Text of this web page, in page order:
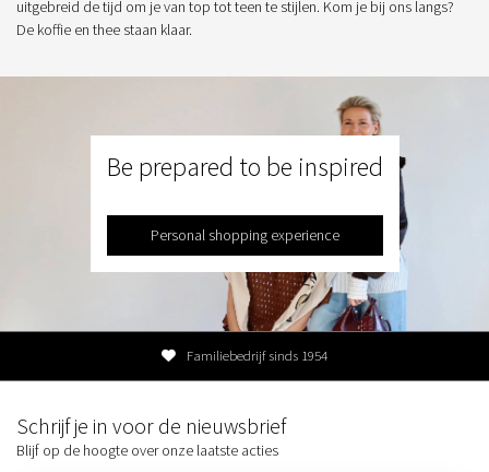
uitgebreid de tijd om je van top tot teen te stijlen. Kom je bij ons langs?
De koffie en thee staan klaar.
Be prepared to be inspired
Personal shopping experience
Familiebedrijf sinds 1954
Schrijf je in voor de nieuwsbrief
Blijf op de hoogte over onze laatste acties